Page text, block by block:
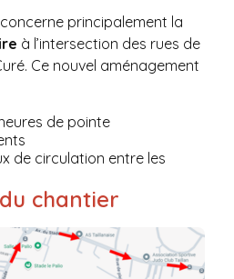
principalement la
à l’intersection des rues de
Ce nouvel aménagement
de pointe
de circulation entre les
chantier